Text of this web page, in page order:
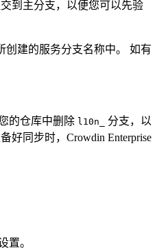
到主分支，以便您可以先验
创建的服务分支名称中。 如有
的仓库中删除 l10n_
分支，以
好同步时，Crowdin Enterprise
置。